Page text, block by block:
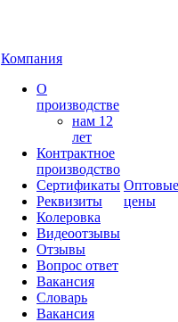
Компания
О
производстве
нам 12
лет
Контрактное
производство
Сертификаты
Реквизиты
Колеровка
Видеоотзывы
Отзывы
Вопрос ответ
Вакансия
Словарь
Вакансия
Оптовые
цены